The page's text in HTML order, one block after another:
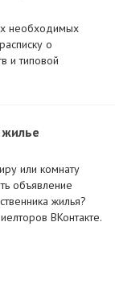
необходимых
о
и типовой
или комнату
объявление
жилья?
ВКонтакте.